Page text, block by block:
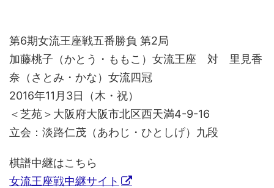
第6期女流王座戦五番勝負 第2局
加藤桃子（かとう・ももこ）女流王座 対 里見香
奈（さとみ・かな）女流四冠
2016年11月3日（木・祝）
＜芝苑＞大阪府大阪市北区西天満4-9-16
立会：淡路仁茂（あわじ・ひとしげ）九段
棋譜中継はこちら
女流王座戦中継サイト